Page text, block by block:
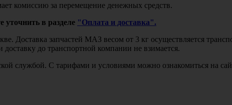
комиссию за перемещение денежных средств.
в разделе "Оплата и доставка".
Доставка запчастей МАЗ весом от 3 кг осуществляется
до транспортной компании не взимается.
службой. С тарифами и условиями можно ознакомиться на